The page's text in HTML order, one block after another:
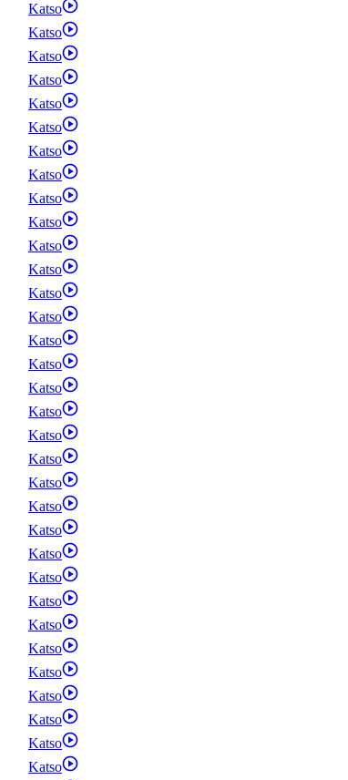
Katso
Katso
Katso
Katso
Katso
Katso
Katso
Katso
Katso
Katso
Katso
Katso
Katso
Katso
Katso
Katso
Katso
Katso
Katso
Katso
Katso
Katso
Katso
Katso
Katso
Katso
Katso
Katso
Katso
Katso
Katso
Katso
Katso